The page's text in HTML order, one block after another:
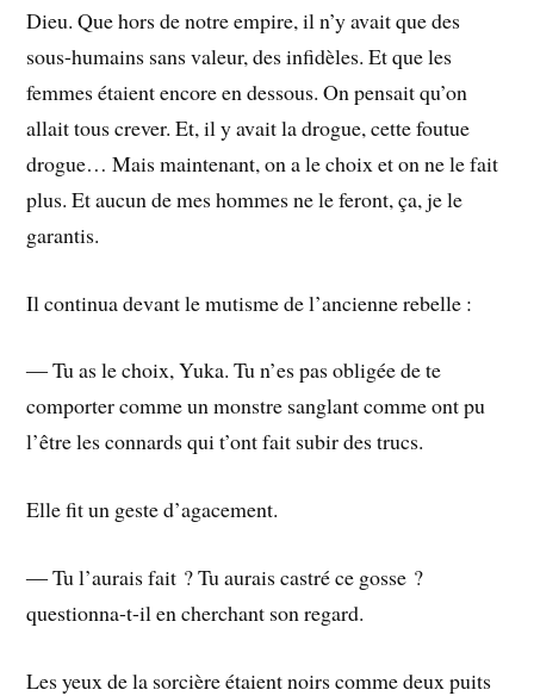
Dieu. Que hors de notre empire, il n’y avait que des
sous-humains sans valeur, des infidèles. Et que les
femmes étaient encore en dessous. On pensait qu’on
allait tous crever. Et, il y avait la drogue, cette foutue
drogue… Mais maintenant, on a le choix et on ne le fait
plus. Et aucun de mes hommes ne le feront, ça, je le
garantis.
Il continua devant le mutisme de l’ancienne rebelle :
― Tu as le choix, Yuka. Tu n’es pas obligée de te
comporter comme un monstre sanglant comme ont pu
l’être les connards qui t’ont fait subir des trucs.
Elle fit un geste d’agacement.
― Tu l’aurais fait ? Tu aurais castré ce gosse ?
questionna-t-il en cherchant son regard.
Les yeux de la sorcière étaient noirs comme deux puits